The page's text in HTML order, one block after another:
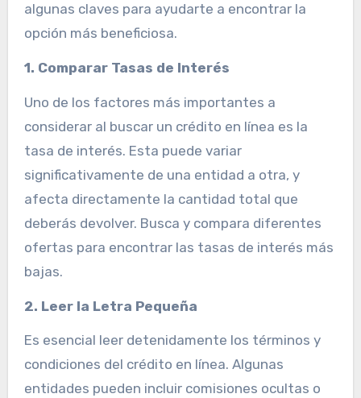
algunas claves para ayudarte a encontrar la
opción más beneficiosa.
1. Comparar Tasas de Interés
Uno de los factores más importantes a
considerar al buscar un crédito en línea es la
tasa de interés. Esta puede variar
significativamente de una entidad a otra, y
afecta directamente la cantidad total que
deberás devolver. Busca y compara diferentes
ofertas para encontrar las tasas de interés más
bajas.
2. Leer la Letra Pequeña
Es esencial leer detenidamente los términos y
condiciones del crédito en línea. Algunas
entidades pueden incluir comisiones ocultas o